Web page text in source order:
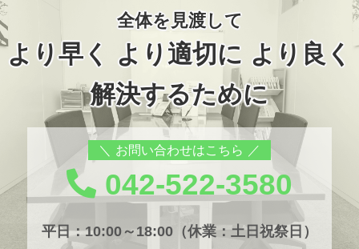
全体を見渡して
より早く より適切に より良く
解決するために
お問い合わせはこちら
042-522-3580
平日：10:00～18:00（休業：土日祝祭日）